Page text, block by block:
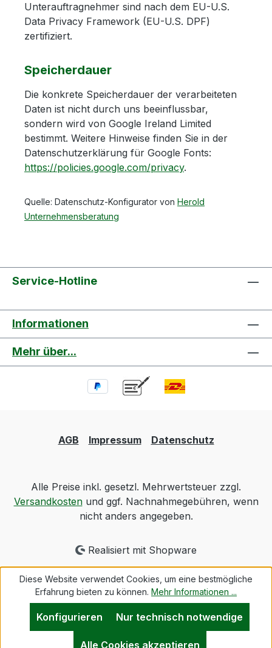
Unterauftragnehmer sind nach dem EU-U.S.
Data Privacy Framework (EU-U.S. DPF)
zertifiziert.
Speicherdauer
Die konkrete Speicherdauer der verarbeiteten
Daten ist nicht durch uns beeinflussbar,
sondern wird von Google Ireland Limited
bestimmt. Weitere Hinweise finden Sie in der
Datenschutzerklärung für Google Fonts:
https://policies.google.com/privacy.
Quelle: Datenschutz-Konfigurator von Herold
Unternehmensberatung
Service-Hotline
Informationen
Mehr über...
AGB Impressum Datenschutz
Alle Preise inkl. gesetzl. Mehrwertsteuer zzgl.
Versandkostenund ggf. Nachnahmegebühren, wenn
nicht anders angegeben.
Realisiert mit Shopware
Diese Website verwendet Cookies, um eine bestmögliche
Erfahrung bieten zu können. Mehr Informationen ...
Nur technisch notwendige
Konfigurieren
Alle Cookies akzeptieren